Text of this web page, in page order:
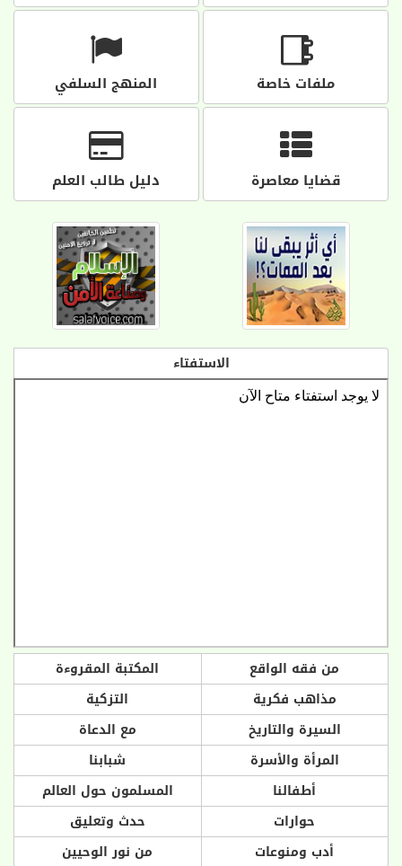
ملفات خاصة المنهج السلفي
قضايا معاصرة دليل طالب العلم
الاستفتاء
من فقه الواقع
المكتبة المقروءة
مذاهب فكرية
التزكية
السيرة والتاريخ
مع الدعاة
المرأة والأسرة
شبابنا
أطفالنا
المسلمون حول العالم
حوارات
حدث وتعليق
أدب ومنوعات
من نور الوحيين